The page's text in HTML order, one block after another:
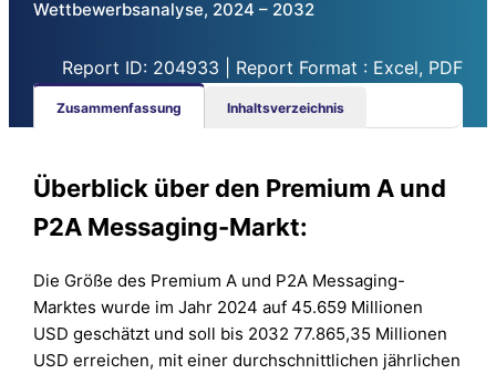
Wettbewerbsanalyse, 2024 – 2032
Report ID: 204933 | Report Format : Excel, PDF
Zusammenfassung Inhaltsverzeichnis
Überblick über den Premium A und
P2A Messaging-Markt:
Die Größe des Premium A und P2A Messaging-
Marktes wurde im Jahr 2024 auf 45.659 Millionen
USD geschätzt und soll bis 2032 77.865,35 Millionen
USD erreichen, mit einer durchschnittlichen jährlichen